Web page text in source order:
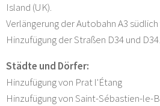
Island (UK).
Verlängerung der Autobahn A3
Hinzufügung der Straßen D34 und
Städte und Dörfer:
Hinzufügung von Prat l'Étang
Hinzufügung von Saint-Sébastien-le-